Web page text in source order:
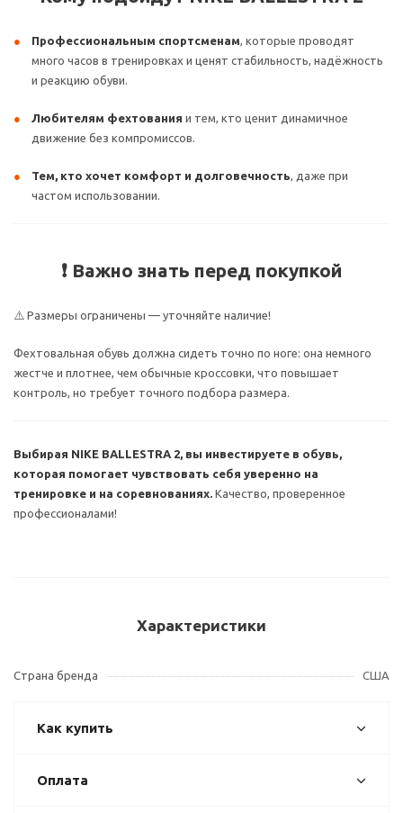
Профессиональным спортсменам, которые проводят
много часов в тренировках и ценят стабильность, надёжность
и реакцию обуви.
Любителям фехтования и тем, кто ценит динамичное
движение без компромиссов.
Тем, кто хочет комфорт и долговечность, даже при
частом использовании.
❗ Важно знать перед покупкой
⚠️ Размеры ограничены — уточняйте наличие!
Фехтовальная обувь должна сидеть точно по ноге: она немного
жестче и плотнее, чем обычные кроссовки, что повышает
контроль, но требует точного подбора размера.
Выбирая NIKE BALLESTRA 2, вы инвестируете в обувь,
которая помогает чувствовать себя уверенно на
тренировке и на соревнованиях. Качество, проверенное
профессионалами!
Характеристики
Страна бренда США
Как купить
Оплата